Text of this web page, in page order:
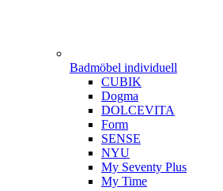
Badmöbel individuell
CUBIK
Dogma
DOLCEVITA
Form
SENSE
NYU
My Seventy Plus
My Time